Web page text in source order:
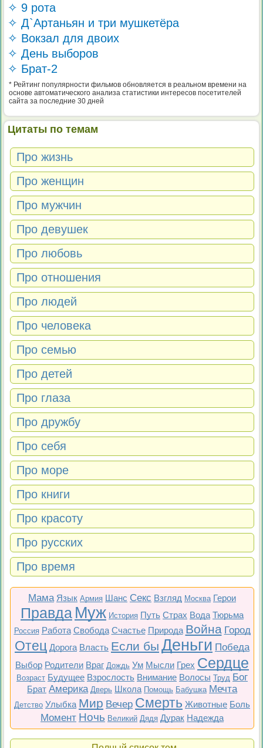
✧ 9 рота
✧ Д`Артаньян и три мушкетёра
✧ Вокзал для двоих
✧ День выборов
✧ Брат-2
* Рейтинг популярности фильмов обновляется в реальном времени на
основе автоматического анализа статистики интересов посетителей
сайта за последние 30 дней
Цитаты по темам
Про жизнь
Про женщин
Про мужчин
Про девушек
Про любовь
Про отношения
Про людей
Про человека
Про семью
Про детей
Про глаза
Про дружбу
Про себя
Про море
Про книги
Про красоту
Про русских
Про время
Мама Язык Армия Шанс Секс Взгляд Москва Герои
Правда Муж История Путь Страх Вода Тюрьма
Россия Работа Свобода Счастье Природа Война Город
Отец Дорога Власть Если бы Деньги Победа
Выбор Родители Враг Дождь Ум Мысли Грех Сердце
Возраст Будущее Взрослость Внимание Волосы Труд Бог
Брат Америка Дверь Школа Помощь Бабушка Мечта
Детство Улыбка Мир Вечер Смерть Животные Боль
Момент Ночь Великий Дядя Дурак Надежда